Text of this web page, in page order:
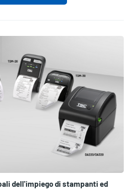
dell'impiego di stampanti ed